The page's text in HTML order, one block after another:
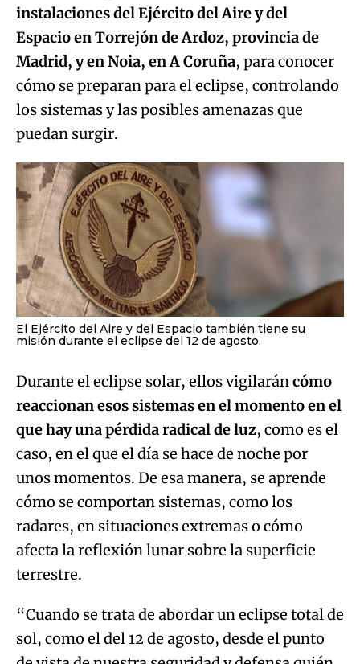
instalaciones del Ejército del Aire y del
Espacio en Torrejón de Ardoz, provincia de
Madrid, y en Noia, en A Coruña, para conocer
cómo se preparan para el eclipse, controlando
los sistemas y las posibles amenazas que
puedan surgir.
El Ejército del Aire y del Espacio también tiene su
misión durante el eclipse del 12 de agosto.
Durante el eclipse solar, ellos vigilaráncómo
reaccionan esos sistemas en el momento en el
que hay una pérdida radical de luz, como es el
caso, en el que el día se hace de noche por
unos momentos. De esa manera, se aprende
cómo se comportan sistemas, como los
radares, en situaciones extremas o cómo
afecta la reflexión lunar sobre la superficie
terrestre.
“Cuando se trata de abordar un eclipse total de
sol, como el del 12 de agosto, desde el punto